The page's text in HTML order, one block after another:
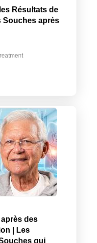
Résultats de
Souches après
des
| Les
qui